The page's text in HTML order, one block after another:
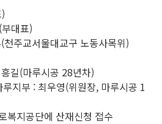
대표)
주교서울대교구 노동사목위)
길(마루시공 28년차)
지부 : 최우영(위원장, 마루시공 1
지공단에 산재신청 접수